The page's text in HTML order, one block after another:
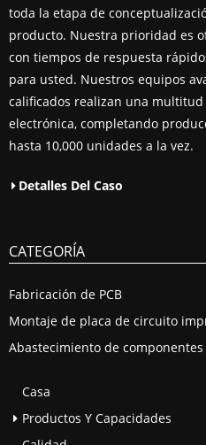
toda la etapa de
producto. Nuestra prioridad es
con tiempos de respuesta
para usted. Nuestros equipos
calificados realizan una
electrónica, completando
hasta 10,000 unidades a la vez.
Detalles Del Caso
CATEGORÍA
Fabricación de PCB
Montaje de placa de circuito
Abastecimiento de componentes
Casa
Productos Y Capacidades